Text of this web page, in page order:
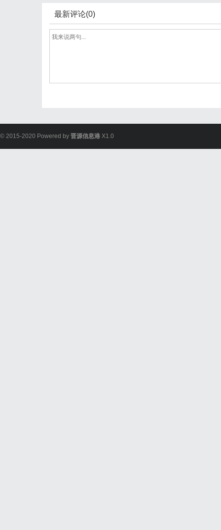
最新评论(0)
© 2015-2020 Powered by 晋源信息港 X1.0